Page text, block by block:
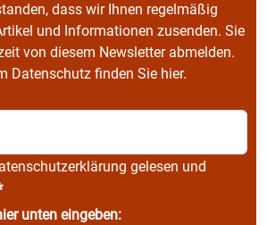
dass wir Ihnen regelmäßig
und Informationen zusenden. Sie
von diesem Newsletter abmelden.
Datenschutz finden Sie hier.
gelesen und
unten eingeben: